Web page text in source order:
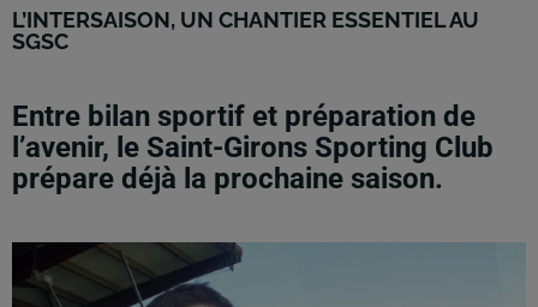
L’INTERSAISON, UN CHANTIER ESSENTIEL AU
SGSC
Entre bilan sportif et préparation de
l’avenir, le Saint-Girons Sporting Club
prépare déjà la prochaine saison.